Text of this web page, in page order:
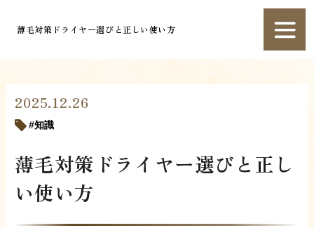
薄毛対策ドライヤー選びと正しい使い方
2025.12.26
知識
薄毛対策ドライヤー選びと正し
い使い方